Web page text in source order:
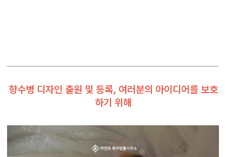
향수병 디자인 출원 및 등록, 여러분의 아이디어를 보호
하기 위해